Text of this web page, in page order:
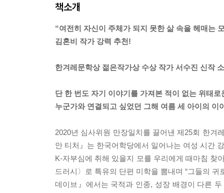
책소개
“여전히 자신이 주체가 되지 못한 삶 속을 헤매는
김혼비 작가 강력 추천!
한겨레문학상 젊은작가상 수상 작가 서수진 신작
단 한 번도 자기 이야기를 가져본 적이 없는 위태로
누군가와 연결되고 싶었던 그해 여름 세 아이의 이
2020년 심사위원 만장일치를 끌어낸 제25회 한겨
안 티처』는 한국어학당에서 일어나는 여성 시간
K-자부심에 취해 있을지 모를 우리에게 때마침 찾
드러시〉로 특유의 단편 미학을 뽐내며 “그들의
데이브』에서는 국적과 인종, 성장 배경이 다른